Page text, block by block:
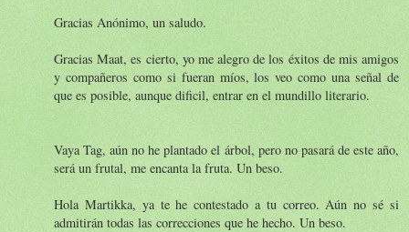
Gracias Anónimo, un saludo.
Gracias Maat, es cierto, yo me alegro de los éxitos de mis amigos
y compañeros como si fueran míos, los veo como una señal de
que es posible, aunque dificil, entrar en el mundillo literario.
Vaya Tag, aún no he plantado el árbol, pero no pasará de este año,
será un frutal, me encanta la fruta. Un beso.
Hola Martikka, ya te he contestado a tu correo. Aún no sé si
admitirán todas las correcciones que he hecho. Un beso.